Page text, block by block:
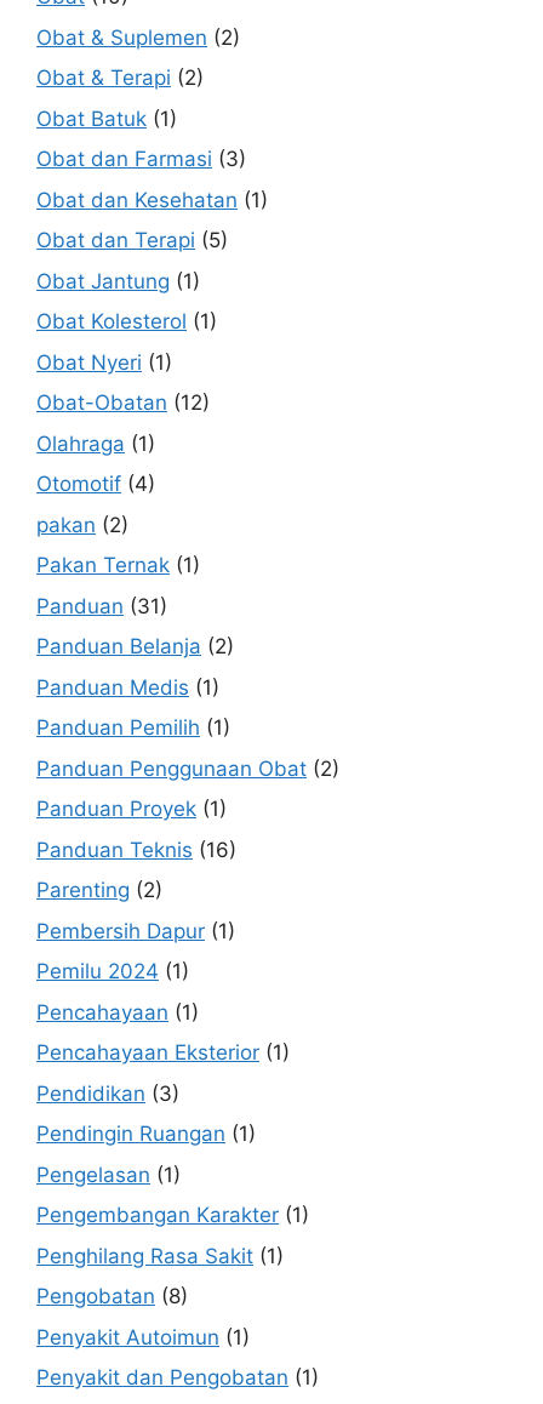
Obat & Suplemen (2)
Obat & Terapi (2)
Obat Batuk (1)
Obat dan Farmasi (3)
Obat dan Kesehatan (1)
Obat dan Terapi (5)
Obat Jantung (1)
Obat Kolesterol (1)
Obat Nyeri (1)
Obat-Obatan (12)
Olahraga (1)
Otomotif (4)
pakan (2)
Pakan Ternak (1)
Panduan (31)
Panduan Belanja (2)
Panduan Medis (1)
Panduan Pemilih (1)
Panduan Penggunaan Obat (2)
Panduan Proyek (1)
Panduan Teknis (16)
Parenting (2)
Pembersih Dapur (1)
Pemilu 2024 (1)
Pencahayaan (1)
Pencahayaan Eksterior (1)
Pendidikan (3)
Pendingin Ruangan (1)
Pengelasan (1)
Pengembangan Karakter (1)
Penghilang Rasa Sakit (1)
Pengobatan (8)
Penyakit Autoimun (1)
Penyakit dan Pengobatan (1)